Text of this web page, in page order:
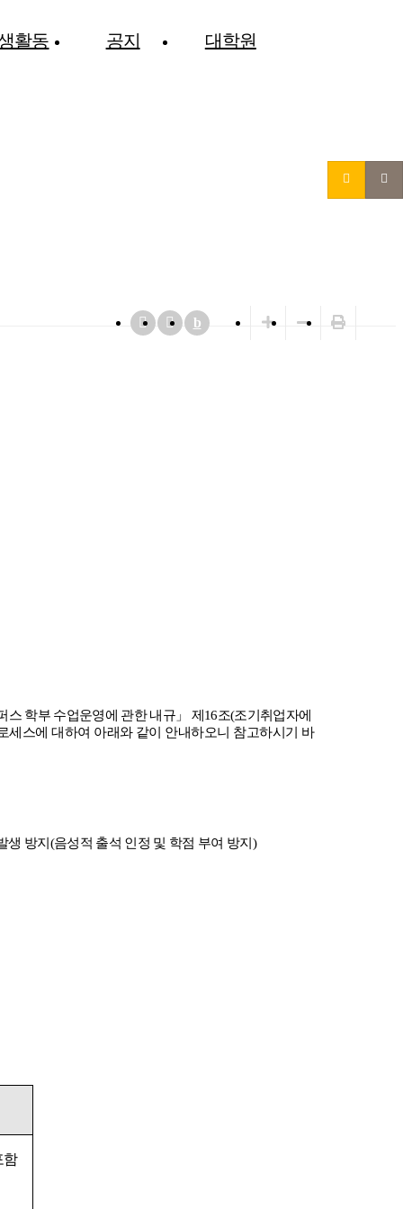
활동 공지 대학원
b
스 학부 수업운영에 관한 내규」 제 16조(조기취업자에
세스에 대하여 아래와 같이 안내하오니 참고하시기 바
생 방지 (음성적 출석 인정 및 학점 부여 방지 )
함